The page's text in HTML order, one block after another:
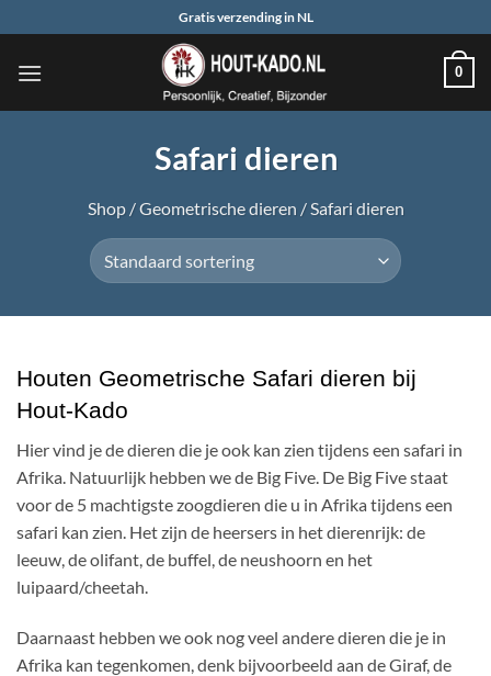
naar
inhoud
Gratis verzending in NL
0
Safari dieren
Shop /Geometrische dieren /Safari dieren
Houten Geometrische Safari dieren bij
Hout-Kado
Hier vind je de dieren die je ook kan zien tijdens een safari in
Afrika. Natuurlijk hebben we de Big Five. De Big Five staat
voor de 5 machtigste zoogdieren die u in Afrika tijdens een
safari kan zien. Het zijn de heersers in het dierenrijk: de
leeuw, de olifant, de buffel, de neushoorn en het
luipaard/cheetah.
Daarnaast hebben we ook nog veel andere dieren die je in
Afrika kan tegenkomen, denk bijvoorbeeld aan de Giraf, de